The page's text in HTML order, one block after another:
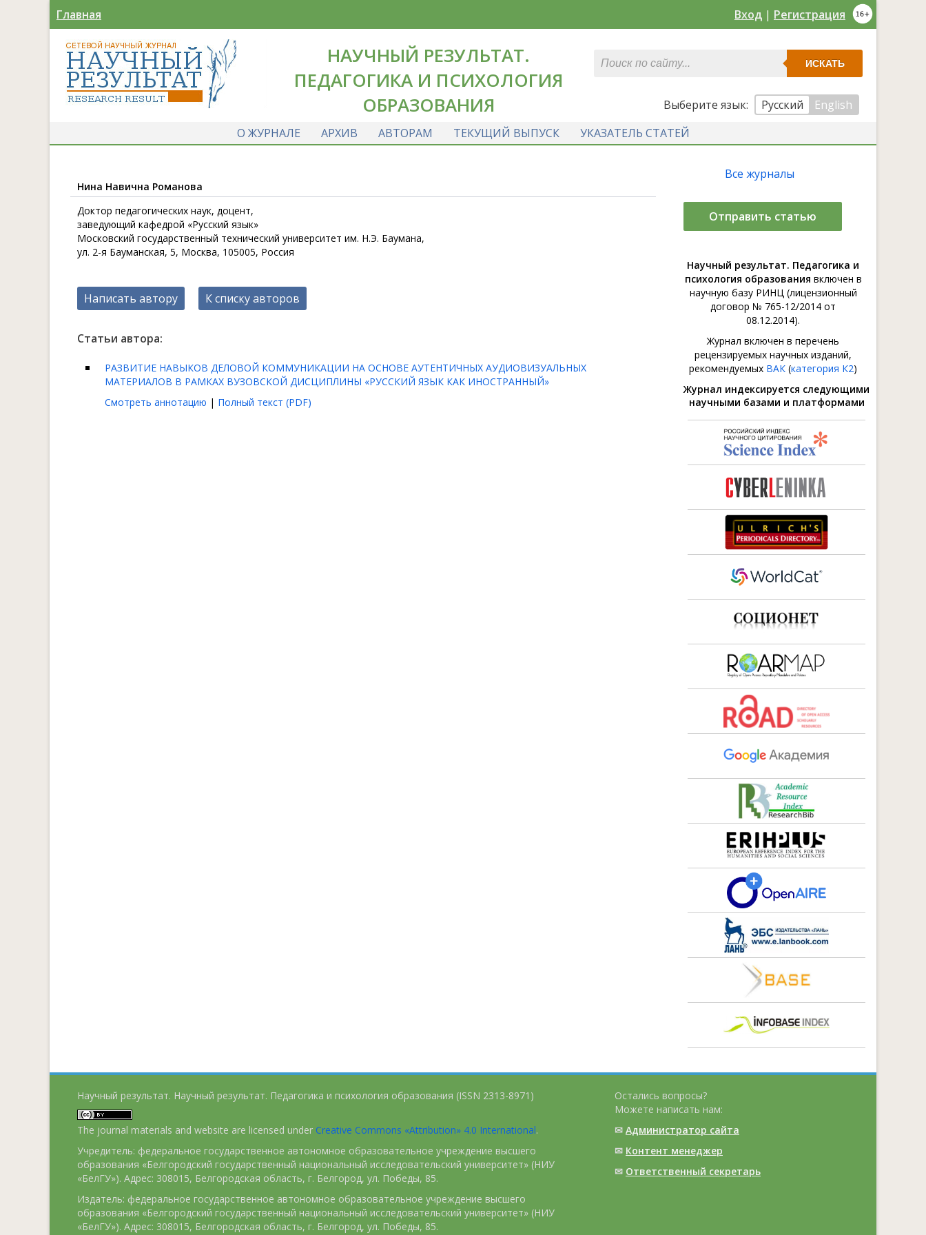
Главная Вход | Регистрация
НАУЧНЫЙ РЕЗУЛЬТАТ.
ПЕДАГОГИКА И ПСИХОЛОГИЯ
ОБРАЗОВАНИЯ
ИСКАТЬ
Выберите язык: Русский
English
О ЖУРНАЛЕ
АРХИВ АВТОРАМ ТЕКУЩИЙ ВЫПУСК УКАЗАТЕЛЬ СТАТЕЙ
Нина Навична Романова
Доктор педагогических наук, доцент,
заведующий кафедрой «Русский язык»
Московский государственный технический университет им. Н.Э. Баумана,
ул. 2-я Бауманская, 5, Москва, 105005, Россия
Написать автору К списку авторов
Статьи автора:
РАЗВИТИЕ НАВЫКОВ ДЕЛОВОЙ КОММУНИКАЦИИ НА ОСНОВЕ АУТЕНТИЧНЫХ АУДИОВИЗУАЛЬНЫХ
МАТЕРИАЛОВ В РАМКАХ ВУЗОВСКОЙ ДИСЦИПЛИНЫ «РУССКИЙ ЯЗЫК КАК ИНОСТРАННЫЙ»
Смотреть аннотацию | Полный текст (PDF)
Все журналы
Отправить статью
Научный результат. Педагогика и
психология образования включен в
научную базу РИНЦ (лицензионный
договор № 765-12/2014 от
08.12.2014).
Журнал включен в перечень
рецензируемых научных изданий,
рекомендуемых ВАК (категория К2)
Журнал индексируется следующими
научными базами и платформами
Научный результат. Научный результат. Педагогика и психология образования (ISSN 2313-8971)
The journal materials and website are licensed under Creative Commons «Attribution» 4.0 International.
Учредитель: федеральное государственное автономное образовательное учреждение высшего
образования «Белгородский государственный национальный исследовательский университет» (НИУ
«БелГУ»). Адрес: 308015, Белгородская область, г. Белгород, ул. Победы, 85.
Издатель: федеральное государственное автономное образовательное учреждение высшего
образования «Белгородский государственный национальный исследовательский университет» (НИУ
«БелГУ»). Адрес: 308015, Белгородская область, г. Белгород, ул. Победы, 85.
Остались вопросы?
Можете написать нам:
✉ Администратор сайта
✉ Контент менеджер
✉ Ответственный cекретарь